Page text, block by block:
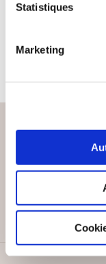
Statistiques
Marketing
Romans